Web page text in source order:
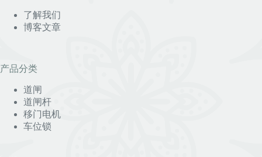
了解我们
博客文章
产品分类
道闸
道闸杆
移门电机
车位锁